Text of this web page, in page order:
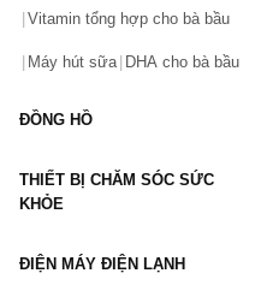
Vấn đề(*)
Vitamin tổng hợp cho bà bầu
Máy hút sữa DHA cho bà bầu
ĐỒNG HỒ
THIẾT BỊ CHĂM SÓC SỨC
KHỎE
ĐIỆN MÁY ĐIỆN LẠNH